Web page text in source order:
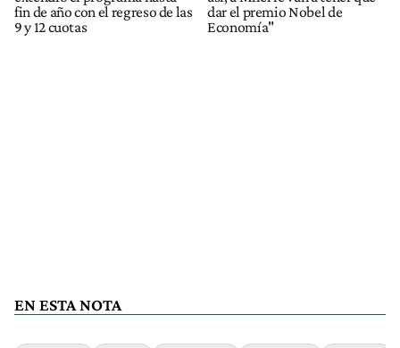
fin de año con el regreso de las
9 y 12 cuotas
dar el premio Nobel de
Economía"
EN ESTA NOTA